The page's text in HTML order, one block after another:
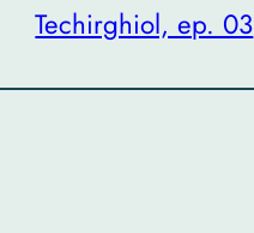
Techirghiol, ep. 03